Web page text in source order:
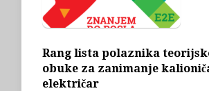
Rang lista polaznika
obuke za zanimanje
električar